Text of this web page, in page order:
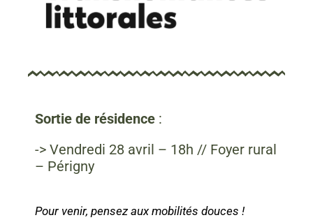
Sortie de résidence :
-> Vendredi 28 avril – 18h // Foyer rural
– Périgny
Pour venir, pensez aux mobilités douces !